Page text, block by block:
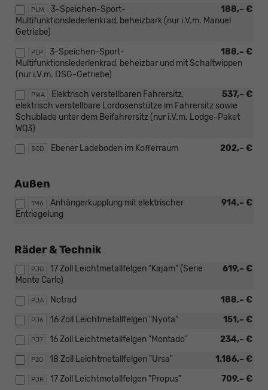
PLM 188,– €
3-Speichen-Sport-
Multifunktionslederlenkrad, beheizbark (nur i.V.m. Manuel
Getriebe)
PLP 188,– €
3-Speichen-Sport-
Multifunktionslederlenkrad, beheizbar und mit Schaltwippen
(nur i.V.m. DSG-Getriebe)
PWA 537,– €
Elektrisch verstellbaren Fahrersitz,
elektrisch verstellbare Lordosenstütze im Fahrersitz sowie
Schublade unter dem Beifahrersitz (nur i.V.m. Lodge-Paket
WQ3)
3GD 202,– €
Ebener Ladeboden im Kofferraum
Außen
1M6 914,– €
Anhängerkupplung mit elektrischer
Entriegelung
Räder & Technik
PJG 619,– €
17 Zoll Leichtmetallfelgen "Kajam" (Serie
Monte Carlo)
PJA 188,– €
Notrad
PJ6 151,– €
16 Zoll Leichtmetallfelgen "Nyota"
PJ7 234,– €
16 Zoll Leichtmetallfelgen "Montado"
P20 1.186,– €
18 Zoll Leichtmetallfelgen "Ursa"
PJR 709,– €
17 Zoll Leichtmetallfelgen "Propus"